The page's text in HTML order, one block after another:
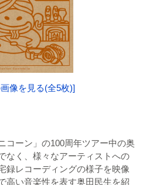
像を見る(全5枚)]
コーン」の100周年ツアー中の奥
なく、様々なアーティストへの
録レコーディングの様子を映像
高い音楽性を表す奥田民生を紹